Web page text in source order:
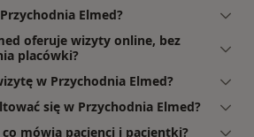
Elmed?
oferuje wizyty online, bez
placówki?
w Przychodnia Elmed?
się w Przychodnia Elmed?
mówią pacjenci i pacjentki?